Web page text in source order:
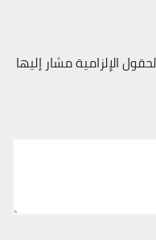
الإلزامية مشار إليها